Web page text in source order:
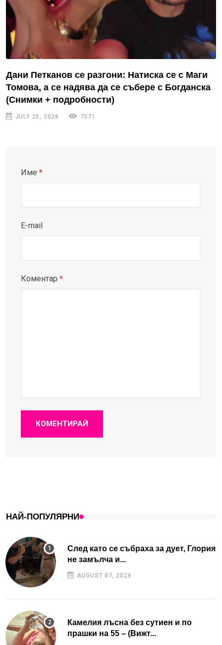
Дани Петканов се разгони: Натиска се с Маги
Томова, а се надява да се събере с Богданска
(Снимки + подробности)
JULY 25, 2026 7371
Име *
E-mail
Коментар *
КОМЕНТИРАЙ
НАЙ-ПОПУЛЯРНИ
След като се събраха за дует, Глория
не замълча и...
AUGUST 07, 2026
Камелия лъсна без сутиен и по
прашки на 55 – (Вижт...